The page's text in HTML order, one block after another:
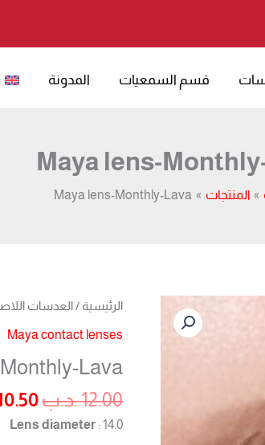
قسم السمعيات المدونة
Maya lens-
المنتجات Maya lens-Monthly-Lava
الرئيسية / العدسات
Maya contact lenses
Lava
12.00.د.ب
هو:
12.00
Lens diameter : 14.0